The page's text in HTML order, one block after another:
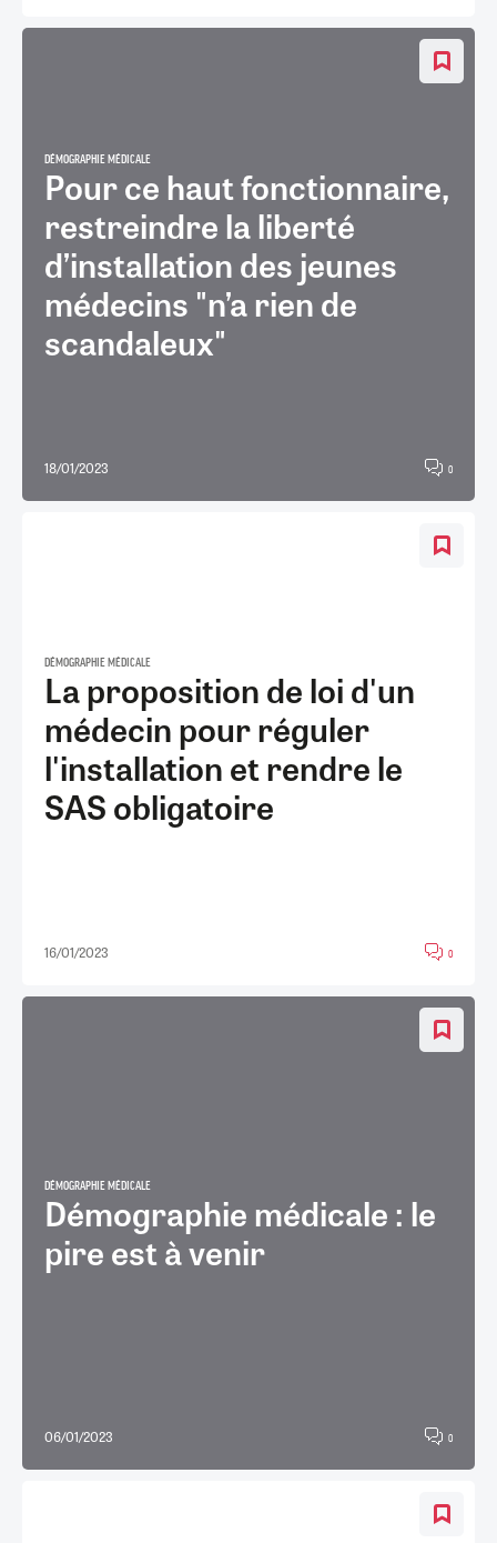
DÉMOGRAPHIE MÉDICALE
Pour ce haut fonctionnaire,
restreindre la liberté
d’installation des jeunes
médecins "n’a rien de
scandaleux"
18/01/2023 0
DÉMOGRAPHIE MÉDICALE
La proposition de loi d'un
médecin pour réguler
l'installation et rendre le
SAS obligatoire
16/01/2023 0
DÉMOGRAPHIE MÉDICALE
Démographie médicale : le
pire est à venir
06/01/2023 0